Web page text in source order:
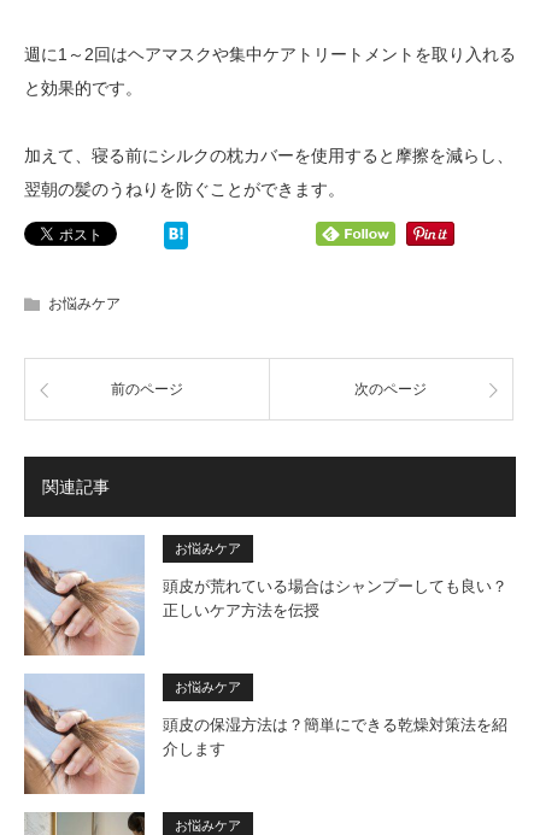
週に1～2回はヘアマスクや集中ケアトリートメントを取り入れる
と効果的です。
加えて、寝る前にシルクの枕カバーを使用すると摩擦を減らし、
翌朝の髪のうねりを防ぐことができます。
お悩みケア
前のページ 次のページ
関連記事
お悩みケア
頭皮が荒れている場合はシャンプーしても良い？
正しいケア方法を伝授
お悩みケア
頭皮の保湿方法は？簡単にできる乾燥対策法を紹
介します
お悩みケア